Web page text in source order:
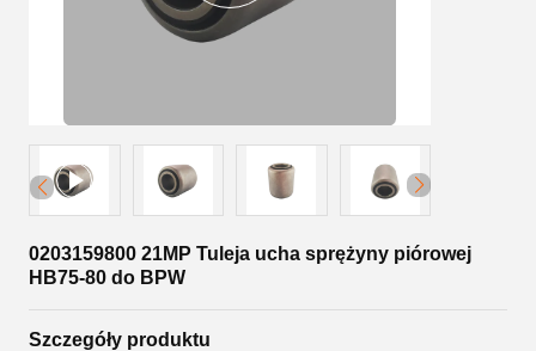
0203159800 21MP Tuleja ucha sprężyny piórowej
HB75-80 do BPW
Szczegóły produktu